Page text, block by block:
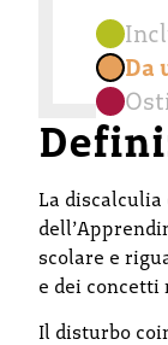
Da
La discalculia
scolare e
e dei concetti
Il disturbo